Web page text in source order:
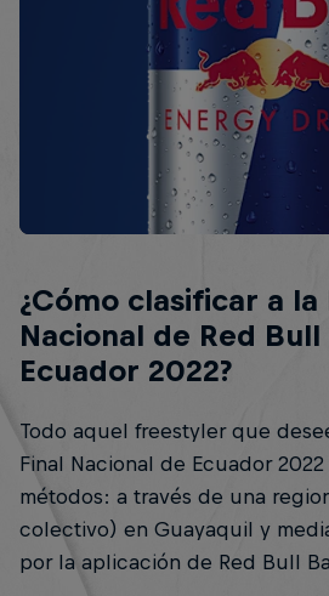
¿Cómo clasificar a la
Nacional de Red
Ecuador 2022?
Todo aquel freestyler que
Final Nacional de Ecuador
métodos: a través de una
colectivo) en Guayaquil y
por la aplicación de Red Bull